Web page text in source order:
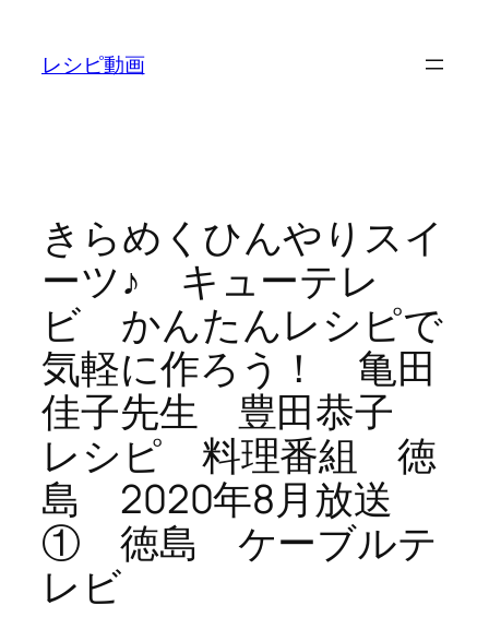
レシピ動画
きらめくひんやりスイ
ーツ♪ キューテレ
ビ かんたんレシピで
気軽に作ろう！ 亀田
佳子先生 豊田恭子
レシピ 料理番組 徳
島 2020年8月放送
① 徳島 ケーブルテ
レビ